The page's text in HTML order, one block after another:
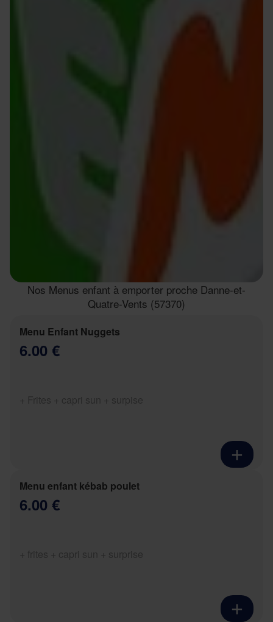
Nos Menus enfant à emporter proche Danne-et-
Quatre-Vents (57370)
Menu Enfant Nuggets
6.00 €
Menu enfant kébab poulet
6.00 €